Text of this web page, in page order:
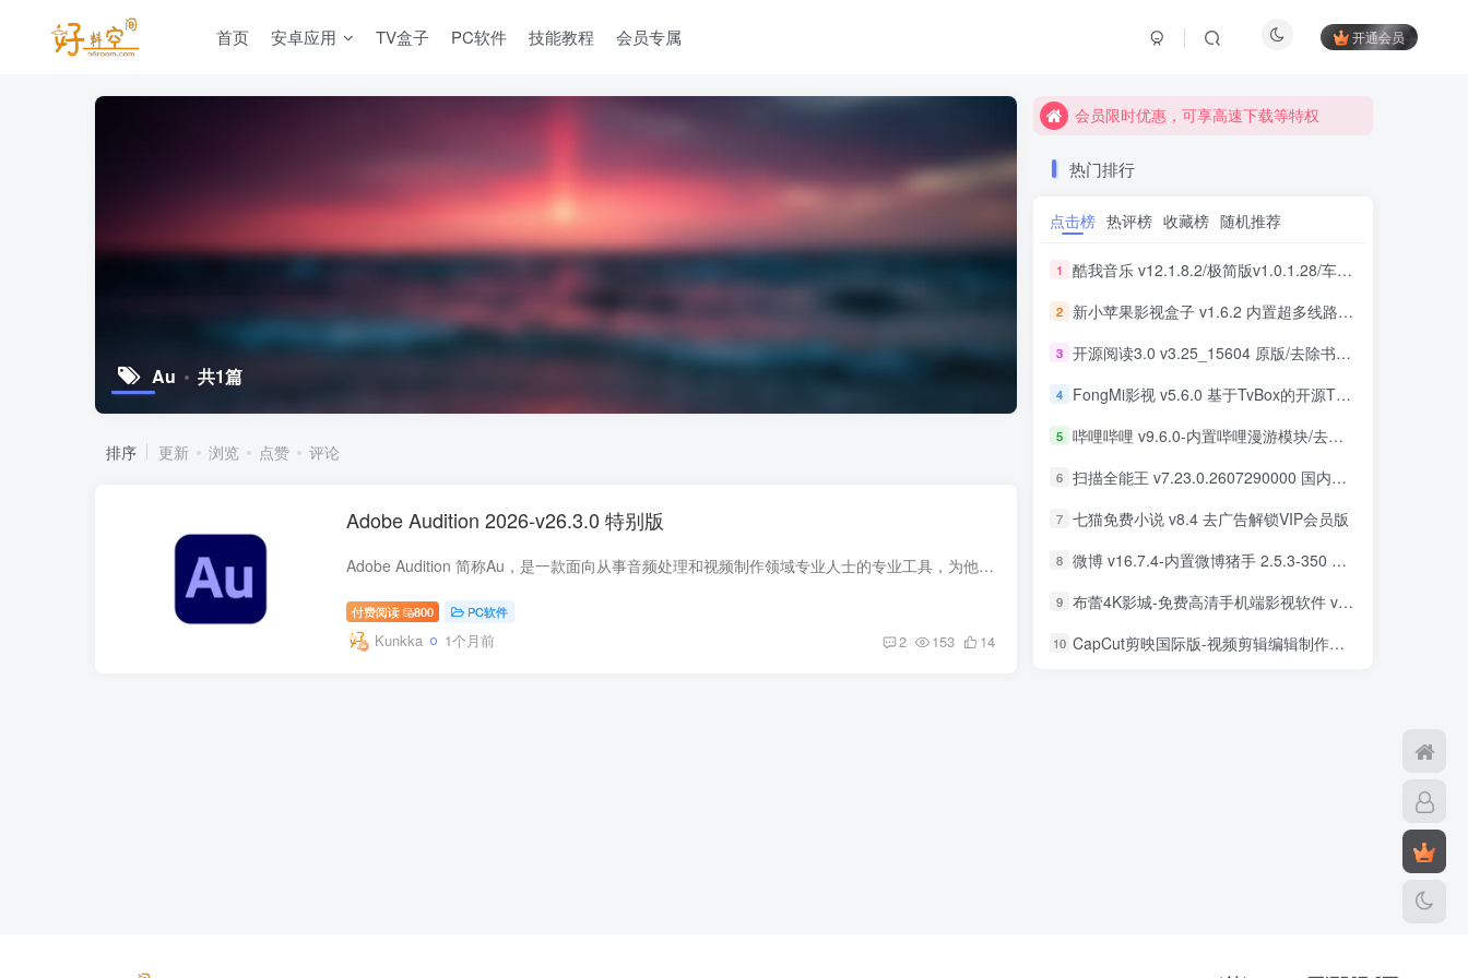
首页 安卓应用 TV盒子 PC软件 技能教程 会员专属 开通会员
Au 共1篇
排序 更新 浏览 点赞 评论
Adobe Audition 2026-v26.3.0 特别版
Adobe Audition 简称Au，是一款面向从事音频处理和视频制作领域专业人士的专业工具，为他们提供了几乎无限的可能性。其易用性与操作灵活性完美结合，使用户能够创建出顶级的母版，进行编辑、混...
付费阅读 800 PC软件
Kunkka 1个月前 2 153 14
会员限时优惠，可享高速下载等特权
会员限时优惠，可享高速下载等特权
热门排行
点击榜 热评榜 收藏榜 随机推荐
1 酷我音乐 v12.1.8.2/极简版v1.0.1.28/车机版v7.6.2.21 去广告解锁会员版最新可用版
2 新小苹果影视盒子 v1.6.2 内置超多线路 免捐赠版
3 开源阅读3.0 v3.25_15604 原版/去除书源限制/内置书源版 及 2025.09月书源
4 FongMi影视 v5.6.0 基于TvBox的开源TV盒子&安卓影视播放器
5 哔哩哔哩 v9.6.0-内置哔哩漫游模块/去广告精简优化版
6 扫描全能王 v7.23.0.2607290000 国内版/国际版 解锁本地会员
7 七猫免费小说 v8.4 去广告解锁VIP会员版
8 微博 v16.7.4-内置微博猪手 2.5.3-350 去广告净化模块-支持安卓15
9 布蕾4K影城-免费高清手机端影视软件 v3.5.1 去广告纯净版
10 CapCut剪映国际版-视频剪辑编辑制作工具 v18.8.0 解锁专业版